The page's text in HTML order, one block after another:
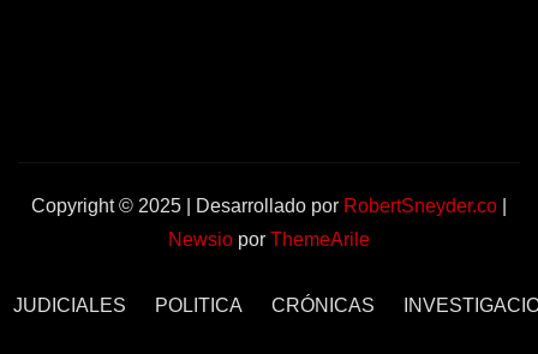
Copyright © 2025 | Desarrollado por RobertSneyder.co
Newsio por ThemeArile
JUDICIALES POLITICA CRÓNICAS